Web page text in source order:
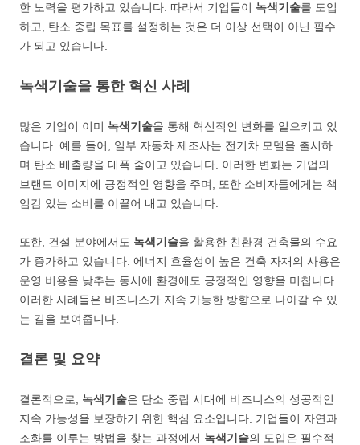
한 노력을 평가하고 있습니다. 따라서 기업들이 녹색기술를 도입
하고, 탄소 중립 목표를 설정하는 것은 더 이상 선택이 아닌 필수
가 되고 있습니다.
녹색기술을 통한 혁신 사례
많은 기업이 이미 녹색기술을 통해 혁신적인 변화를 일으키고 있
습니다. 예를 들어, 일부 자동차 제조사는 전기차 모델을 출시하
며 탄소 배출량을 대폭 줄이고 있습니다. 이러한 변화는 기업의
브랜드 이미지에 긍정적인 영향을 주며, 또한 소비자들에게는 책
임감 있는 소비를 이끌어 내고 있습니다.
또한, 건설 분야에서도 녹색기술을 활용한 친환경 건축물의 수요
가 증가하고 있습니다. 에너지 효율성이 높은 건축 자재의 사용은
운영 비용을 낮추는 동시에 환경에도 긍정적인 영향을 미칩니다.
이러한 사례들은 비즈니스가 지속 가능한 방향으로 나아갈 수 있
는 길을 보여줍니다.
결론 및 요약
결론적으로, 녹색기술은 탄소 중립 시대에 비즈니스의 성공적인
지속 가능성을 보장하기 위한 핵심 요소입니다. 기업들이 자연과
조화를 이루는 방법을 찾는 과정에서 녹색기술의 도입은 필수적